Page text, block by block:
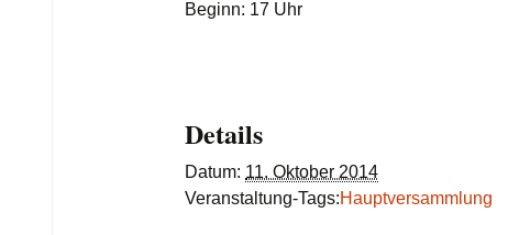
Beginn: 17 Uhr
Details
Datum: 11. Oktober 2014
Veranstaltung-Tags:Hauptversammlung